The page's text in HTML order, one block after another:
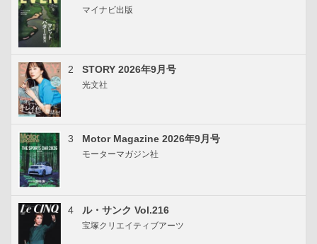
マイナビ出版
2 STORY 2026年9月号
光文社
3 Motor Magazine 2026年9月号
モーターマガジン社
4 ル・サンク Vol.216
宝塚クリエイティブアーツ